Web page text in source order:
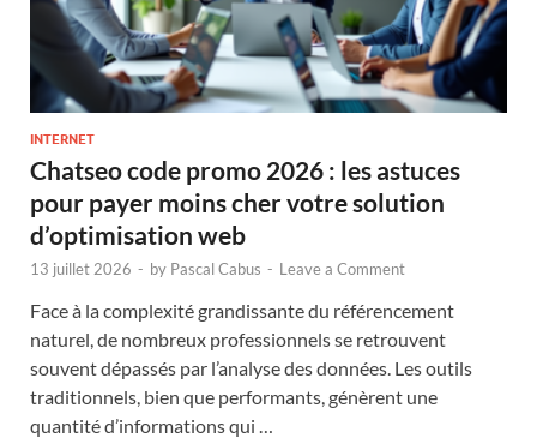
INTERNET
Chatseo code promo 2026 : les astuces
pour payer moins cher votre solution
d’optimisation web
13 juillet 2026 - by Pascal Cabus - Leave a Comment
Face à la complexité grandissante du référencement
naturel, de nombreux professionnels se retrouvent
souvent dépassés par l’analyse des données. Les outils
traditionnels, bien que performants, génèrent une
quantité d’informations qui …